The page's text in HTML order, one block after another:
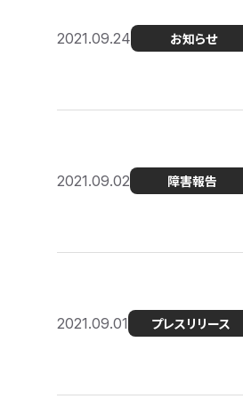
2021.09.24 お知らせ
2021.09.02 障害報告
2021.09.01 プレスリリース